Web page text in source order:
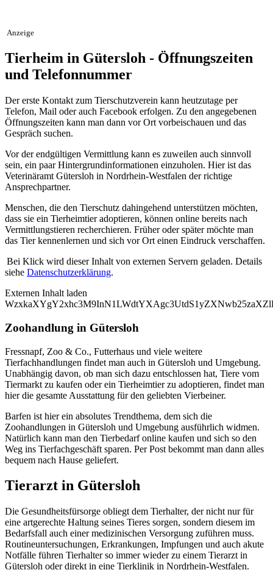
Anzeige
Tierheim in Gütersloh - Öffnungszeiten
und Telefonnummer
Der erste Kontakt zum Tierschutzverein kann heutzutage per
Telefon, Mail oder auch Facebook erfolgen. Zu den angegebenen
Öffnungszeiten kann man dann vor Ort vorbeischauen und das
Gespräch suchen.
Vor der endgültigen Vermittlung kann es zuweilen auch sinnvoll
sein, ein paar Hintergrundinformationen einzuholen. Hier ist das
Veterinäramt Gütersloh in Nordrhein-Westfalen der richtige
Ansprechpartner.
Menschen, die den Tierschutz dahingehend unterstützen möchten,
dass sie ein Tierheimtier adoptieren, können online bereits nach
Vermittlungstieren recherchieren. Früher oder später möchte man
das Tier kennenlernen und sich vor Ort einen Eindruck verschaffen.
Bei Klick wird dieser Inhalt von externen Servern geladen. Details
siehe Datenschutzerklärung.
Externen Inhalt laden
Zoohandlung in Gütersloh
Fressnapf, Zoo & Co., Futterhaus und viele weitere
Tierfachhandlungen findet man auch in Gütersloh und Umgebung.
Unabhängig davon, ob man sich dazu entschlossen hat, Tiere vom
Tiermarkt zu kaufen oder ein Tierheimtier zu adoptieren, findet man
hier die gesamte Ausstattung für den geliebten Vierbeiner.
Barfen ist hier ein absolutes Trendthema, dem sich die
Zoohandlungen in Gütersloh und Umgebung ausführlich widmen.
Natürlich kann man den Tierbedarf online kaufen und sich so den
Weg ins Tierfachgeschäft sparen. Per Post bekommt man dann alles
bequem nach Hause geliefert.
Tierarzt in Gütersloh
Die Gesundheitsfürsorge obliegt dem Tierhalter, der nicht nur für
eine artgerechte Haltung seines Tieres sorgen, sondern diesem im
Bedarfsfall auch einer medizinischen Versorgung zuführen muss.
Routineuntersuchungen, Erkrankungen, Impfungen und auch akute
Notfälle führen Tierhalter so immer wieder zu einem Tierarzt in
Gütersloh oder direkt in eine Tierklinik in Nordrhein-Westfalen.